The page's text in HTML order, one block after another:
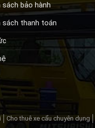
sách bảo hành
sách thanh toán
Cho thuê xe cẩu chuyên dụng